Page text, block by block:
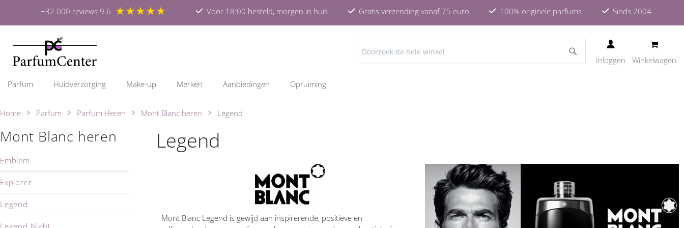
+32.000 reviews 9.6 ★★★★★ Voor 18:00 besteld, morgen in huis Gratis verzending vanaf 75 euro 100% originele parfums Sinds 2004
Inloggen Winkelwagen
ZOEKEN
Parfum Huidverzorging Make-up Merken Aanbiedingen Opruiming
Home Parfum Parfum Heren Mont Blanc heren Legend
Legend
Mont Blanc Legend is gewijd aan inspirerende, positieve en
Mont Blanc heren
Emblem
Explorer
Legend
Legend Night